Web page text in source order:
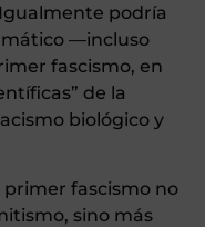
Igualmente podría
—incluso
fascismo, en
de la
biológico y
fascismo no
sino más